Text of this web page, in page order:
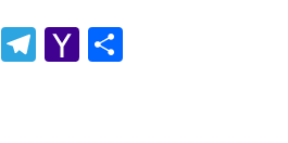
WhatsApp
Telegram
Yahoo